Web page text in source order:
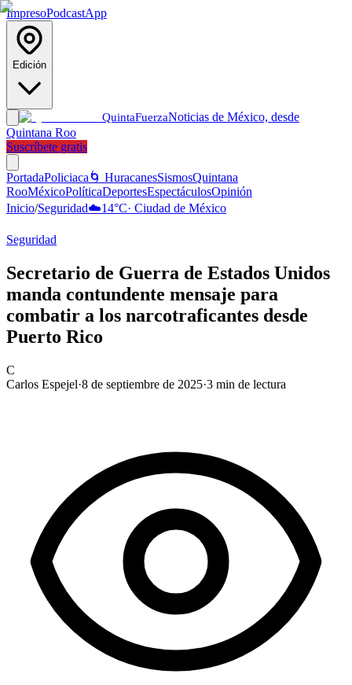
ImpresoPodcastApp
Edición
QuintaFuerzaNoticias de México, desde
Quintana Roo
Suscríbete gratis
PortadaPoliciaca 🌀 HuracanesSismosQuintana
RooMéxicoPolíticaDeportesEspectáculosOpinión
Inicio/Seguridad☁️14°C· Ciudad de México
Seguridad
Secretario de Guerra de Estados Unidos
manda contundente mensaje para
combatir a los narcotraficantes desde
Puerto Rico
C
Carlos Espejel·8 de septiembre de 2025·3 min de lectura